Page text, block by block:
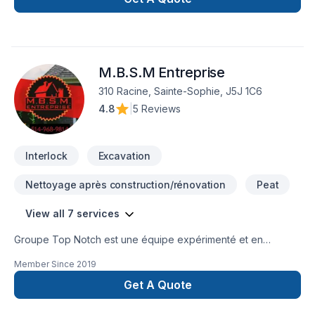
M.B.S.M Entreprise
310 Racine, Sainte-Sophie, J5J 1C6
4.8
5 Reviews
Interlock Excavation
Nettoyage après construction/rénovation Peat
View all 7 services
Groupe Top Notch est une équipe expérimenté et en
de notre clientèle et un service de qualité exceptionnelle
dans un délais qui vous convient. Chez Groupe Top Notch,
on se souci de vous. Nous nous assurons de vous créer un
Member Since 2019
Get A Quote